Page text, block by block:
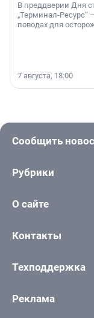
В преддверии Дня
„Терминал-Ресурс“
поводах для
7 августа, 18:00
Сообщить
Рубрики
О сайте
Контакты
Техподдержка
Реклама